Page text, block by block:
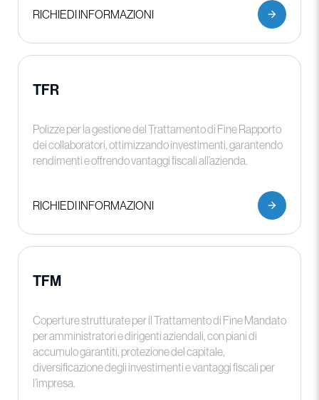
RICHIEDI INFORMAZIONI
TFR
Polizze per la gestione del Trattamento di Fine Rapporto
dei collaboratori, ottimizzando investimenti, garantendo
rendimenti e offrendo vantaggi fiscali all’azienda.
RICHIEDI INFORMAZIONI
TFM
Coperture strutturate per il Trattamento di Fine Mandato
per amministratori e dirigenti aziendali, con piani di
accumulo garantiti, protezione del capitale,
diversificazione degli investimenti e vantaggi fiscali per
l’impresa.